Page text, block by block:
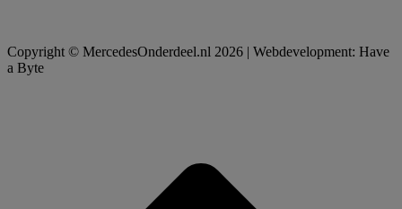
Copyright © MercedesOnderdeel.nl 2026 | Webdevelopment: Have
a Byte